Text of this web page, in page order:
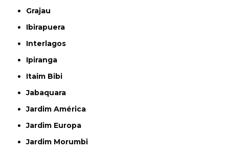
Grajau
Ibirapuera
Interlagos
Ipiranga
Itaim Bibi
Jabaquara
Jardim América
Jardim Europa
Jardim Morumbi